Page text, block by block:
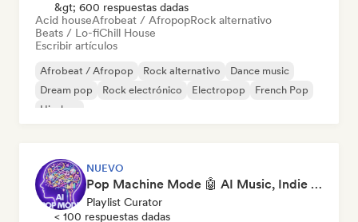
&gt; 600 respuestas dadas
Acid houseAfrobeat / AfropopRock alternativo
Beats / Lo-fiChill House
Escribir artículos
Afrobeat / Afropop Rock alternativo
Dance music
Dream pop
Rock electrónico Electropop
French Pop
Hip-hop
NUEVO
Pop Machine Mode 🤖 AI Music, Indie Pop & Dream Pop
Playlist Curator
< 100 respuestas dadas